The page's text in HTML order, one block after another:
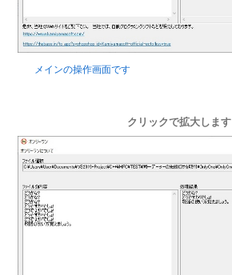
メインの操作画面です
クリックで拡大します